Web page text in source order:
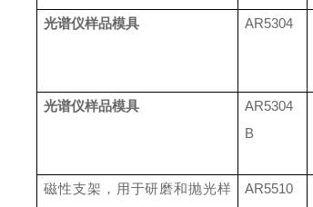
光谱仪样品模具 AR5304
光谱仪样品模具
AR5304
B
磁性支架，用于研磨和抛光样
AR5510